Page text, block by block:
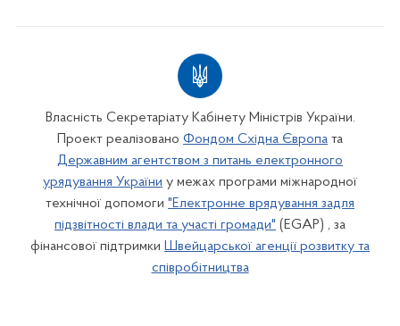
Власність Секретаріату Кабінету Міністрів України.
Проект реалізовано Фондом Східна Європа та
Державним агентством з питань електронного
урядування України у межах програми міжнародної
технічної допомоги "Електронне врядування задля
підзвітності влади та участі громади" (EGAP) , за
фінансової підтримки Швейцарської агенції розвитку та
співробітництва